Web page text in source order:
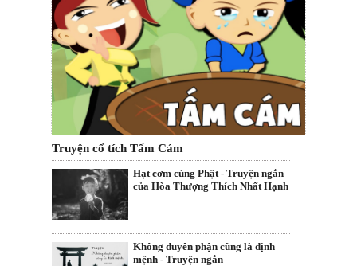
Truyện cổ tích Tấm Cám
Hạt cơm cúng Phật - Truyện ngắn
của Hòa Thượng Thích Nhất Hạnh
Không duyên phận cũng là định
mệnh - Truyện ngắn